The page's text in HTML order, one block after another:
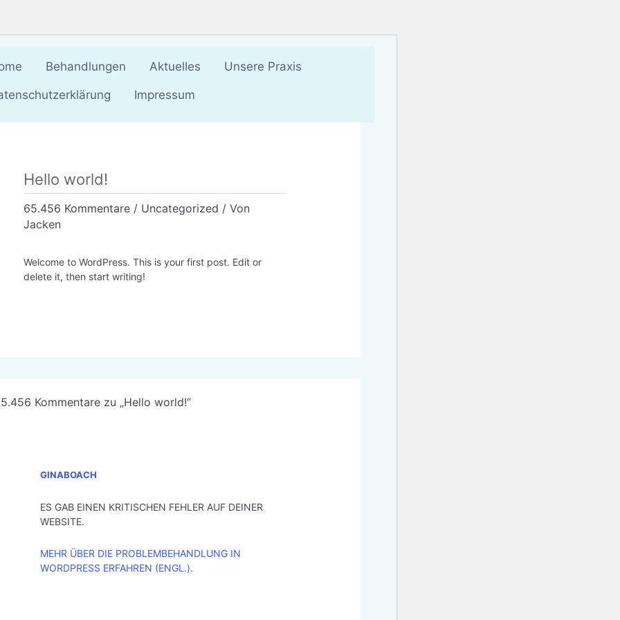
Behandlungen Aktuelles Unsere Praxis
Impressum
Hello world!
65.456 Kommentare / Uncategorized / Von
Jacken
Welcome to WordPress. This is your first post. Edit or
delete it, then start writing!
Kommentare zu „Hello world!“
GINABOACH
ES GAB EINEN KRITISCHEN FEHLER AUF DEINER
WEBSITE.
MEHR ÜBER DIE PROBLEMBEHANDLUNG IN
WORDPRESS ERFAHREN (ENGL.).